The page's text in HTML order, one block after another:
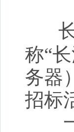
称“
务器
招标
一